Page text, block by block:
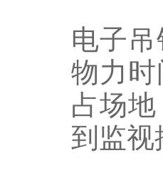
电子
物力
占场
到监视